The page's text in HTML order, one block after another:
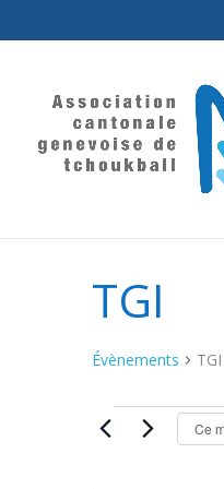
TGI
Évènements TGI
Ce